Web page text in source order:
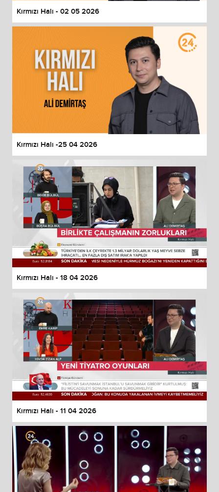
Kırmızı Halı - 02 05 2026
Kırmızı Halı -25 04 2026
Kırmızı Halı - 18 04 2026
Kırmızı Halı - 11 04 2026